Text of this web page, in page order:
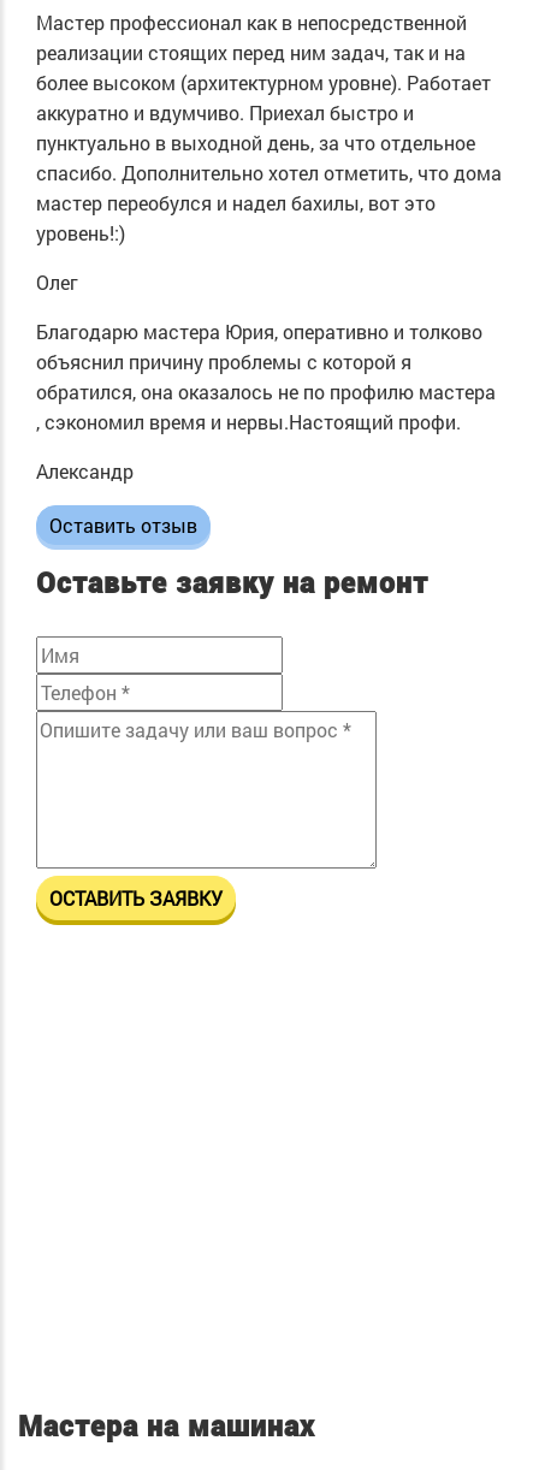
Мастер профессионал как в непосредственной
реализации стоящих перед ним задач, так и на
более высоком (архитектурном уровне). Работает
аккуратно и вдумчиво. Приехал быстро и
пунктуально в выходной день, за что отдельное
спасибо. Дополнительно хотел отметить, что дома
мастер переобулся и надел бахилы, вот это
уровень!:)
Олег
Благодарю мастера Юрия, оперативно и толково
объяснил причину проблемы с которой я
обратился, она оказалось не по профилю мастера
, сэкономил время и нервы.Настоящий профи.
Александр
Оставить отзыв
Оставьте заявку на ремонт
Мастера на машинах